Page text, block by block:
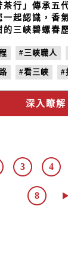
茶行」傳承五
一起認識，香
的三峽碧螺春
五感認知茶人
#三峽職人
#看三峽 #
#製茶體驗
深入瞭解
3 4
8